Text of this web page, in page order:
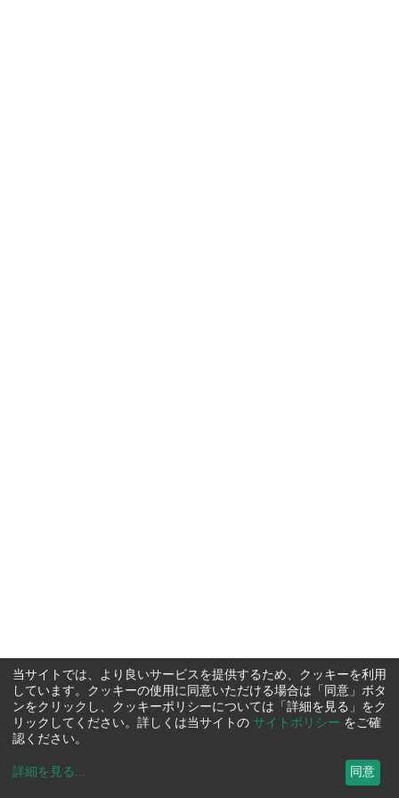
当サイトでは、より良いサービスを提供するため、クッキーを利用
しています。クッキーの使用に同意いただける場合は「同意」ボタ
ンをクリックし、クッキーポリシーについては「詳細を見る」をク
リックしてください。詳しくは当サイトの サイトポリシー をご確
認ください。
詳細を見る ... 同意